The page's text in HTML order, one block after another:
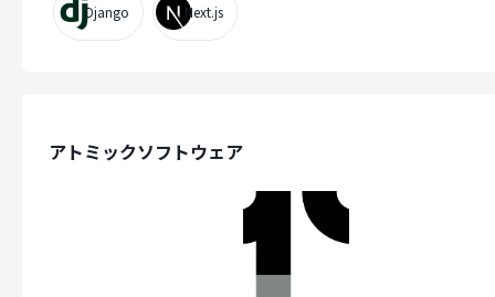
Django Next.js
アトミックソフトウェア